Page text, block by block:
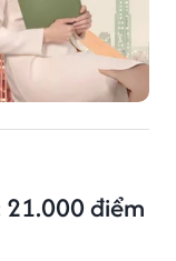
21.000 điểm